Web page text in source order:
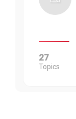
27
Topics